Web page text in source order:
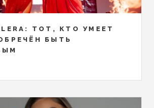
LERA: ТОТ, КТО УМЕЕТ
БЫТЬ